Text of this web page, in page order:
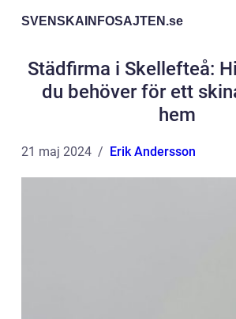
SVENSKAINFOSAJTEN.se
Städfirma i Skellefteå:
du behöver för ett
hem
21 maj 2024 Erik Andersson